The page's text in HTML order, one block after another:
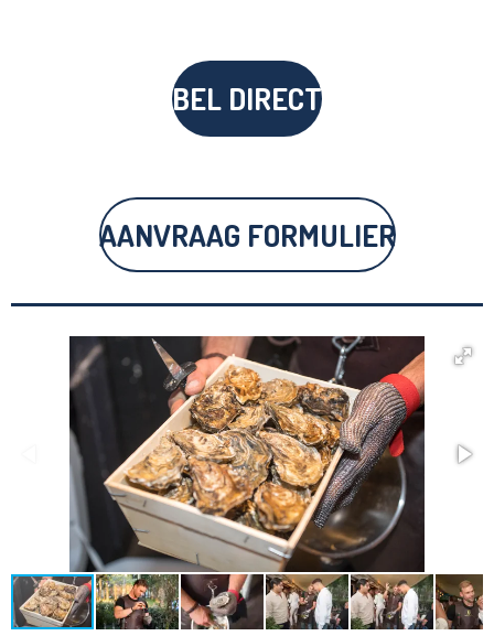
BEL DIRECT
AANVRAAG FORMULIER